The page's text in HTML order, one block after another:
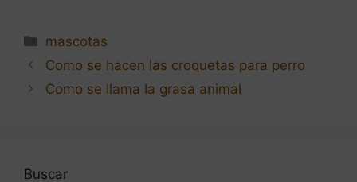
Categorías
mascotas
Navegación
de
Como se hacen las croquetas para perro
Como se llama la grasa animal
Buscar